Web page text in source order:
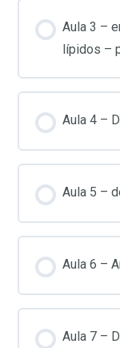
Aula 3 –
lípidos –
Aula 4 –
Aula 5 –
Aula 6 –
Aula 7 –